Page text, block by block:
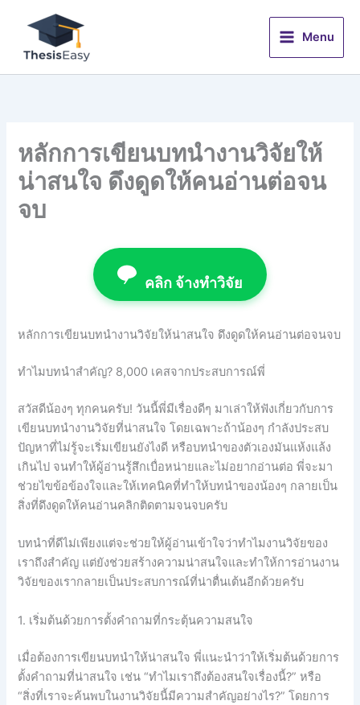
content
Menu
หลักการเขียนบทนำงานวิจัยให้
น่าสนใจ ดึงดูดให้คนอ่านต่อจน
จบ
คลิก จ้างทำวิจัย
หลักการเขียนบทนำงานวิจัยให้น่าสนใจ ดึงดูดให้คนอ่านต่อจนจบ
ทำไมบทนำสำคัญ? 8,000 เคสจากประสบการณ์พี่
สวัสดีน้องๆ ทุกคนครับ! วันนี้พี่มีเรื่องดีๆ มาเล่าให้ฟังเกี่ยวกับการ
เขียนบทนำงานวิจัยที่น่าสนใจ โดยเฉพาะถ้าน้องๆ กำลังประสบ
ปัญหาที่ไม่รู้จะเริ่มเขียนยังไงดี หรือบทนำของตัวเองมันแห้งแล้ง
เกินไป จนทำให้ผู้อ่านรู้สึกเบื่อหน่ายและไม่อยากอ่านต่อ พี่จะมา
ช่วยไขข้อข้องใจและให้เทคนิคที่ทำให้บทนำของน้องๆ กลายเป็น
สิ่งที่ดึงดูดให้คนอ่านคลิกติดตามจนจบครับ
บทนำที่ดีไม่เพียงแต่จะช่วยให้ผู้อ่านเข้าใจว่าทำไมงานวิจัยของ
เราถึงสำคัญ แต่ยังช่วยสร้างความน่าสนใจและทำให้การอ่านงาน
วิจัยของเรากลายเป็นประสบการณ์ที่น่าตื่นเต้นอีกด้วยครับ
1. เริ่มต้นด้วยการตั้งคำถามที่กระตุ้นความสนใจ
เมื่อต้องการเขียนบทนำให้น่าสนใจ พี่แนะนำว่าให้เริ่มต้นด้วยการ
ตั้งคำถามที่น่าสนใจ เช่น “ทำไมเราถึงต้องสนใจเรื่องนี้?” หรือ
“สิ่งที่เราจะค้นพบในงานวิจัยนี้มีความสำคัญอย่างไร?” โดยการ